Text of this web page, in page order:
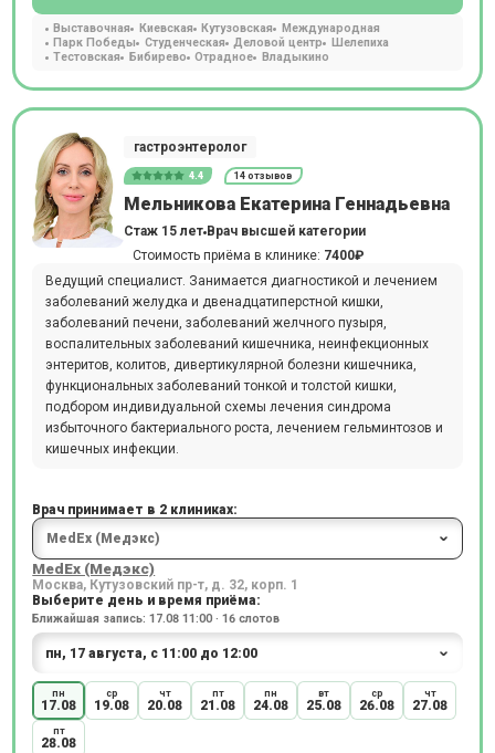
Выставочная Киевская Кутузовская
Международная
Парк Победы
Студенческая Деловой центр
Шелепиха
Тестовская
Бибирево Отрадное Владыкино
гастроэнтеролог
4.4 14 отзывов
Мельникова Екатерина Геннадьевна
Стаж 15 лет Врач высшей категории
Стоимость приёма в клинике: 7400₽
Ведущий специалист. Занимается диагностикой и лечением
заболеваний желудка и двенадцатиперстной кишки,
заболеваний печени, заболеваний желчного пузыря,
воспалительных заболеваний кишечника, неинфекционных
энтеритов, колитов, дивертикулярной болезни кишечника,
функциональных заболеваний тонкой и толстой кишки,
подбором индивидуальной схемы лечения синдрома
избыточного бактериального роста, лечением гельминтозов и
кишечных инфекции.
Врач принимает в 2 клиниках:
MedEx (Медэкс)
Москва, Кутузовский пр-т, д. 32, корп. 1
Выберите день и время приёма:
Ближайшая запись: 17.08 11:00 · 16 слотов
пн
17.08
ср
19.08
чт
20.08
пт
21.08
пн
24.08
вт
25.08
ср
26.08
чт
27.08
пт
28.08